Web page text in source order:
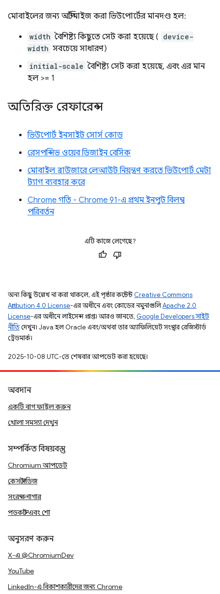
মোবাইলের জন্য অপ্টিমাইজ করা ভিউপোর্টের মানদণ্ড হল:
width বৈশিষ্ট্য কিছুতে সেট করা হয়েছে ( device-
width সবচেয়ে সাধারণ)
initial-scale বৈশিষ্ট্য সেট করা হয়েছে, এবং এর মান
হল >= 1
অতিরিক্ত রেফারেন্স
ভিউপোর্ট ইনসাইট সোর্স কোড
রেসপন্সিভ ওয়েব ডিজাইন বেসিক
মোবাইল ব্রাউজারে লেআউট নিয়ন্ত্রণ করতে ভিউপোর্ট মেটা
ট্যাগ ব্যবহার করে
Chrome গতি - Chrome 91-এ প্রথম ইনপুট বিলম্ব
পরিবর্তন
এটি কাজে লেগেছে?
অন্য কিছু উল্লেখ না করা থাকলে, এই পৃষ্ঠার কন্টেন্ট Creative Commons
Attribution 4.0 License-এর অধীনে এবং কোডের নমুনাগুলিApache 2.0
License-এর অধীনে লাইসেন্স প্রাপ্ত। আরও জানতে, Google Developers সাইট
নীতিদেখুন। Java হল Oracle এবং/অথবা তার অ্যাফিলিয়েট সংস্থার রেজিস্টার্ড
ট্রেডমার্ক।
2025-10-08 UTC-তে শেষবার আপডেট করা হয়েছে।
অবদান
একটি বাগ ফাইল করুন
খোলা সমস্যা দেখুন
সম্পর্কিত বিষয়বস্তু
Chromium আপডেট
কেস স্টাডিজ
সংরক্ষণাগার
পডকাস্ট এবং শো
অনুসরণ করুন
X-এ @ChromiumDev
YouTube
LinkedIn-এ বিকাশকারীদের জন্য Chrome